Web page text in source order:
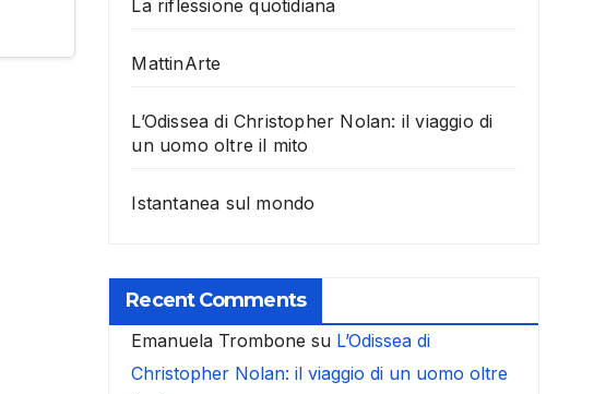
La riflessione quotidiana
MattinArte
L’Odissea di Christopher Nolan: il viaggio di
un uomo oltre il mito
Istantanea sul mondo
Recent Comments
Emanuela Trombone su L’Odissea di
Christopher Nolan: il viaggio di un uomo oltre